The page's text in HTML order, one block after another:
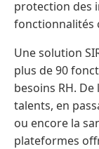
protection des
fonctionnalités
Une solution
plus de 90
besoins RH.
talents, en
ou encore la
plateformes